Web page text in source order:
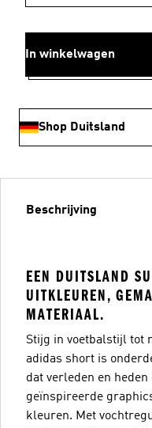
In winkelwagen
Shop Duitsland
Beschrijving
EEN DUITSLAND
UITKLEUREN,
MATERIAAL.
Stijg in voetbalstijl tot
adidas short is
dat verleden en
geïnspireerde
kleuren. Met